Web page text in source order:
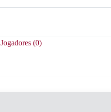
Jogadores (0)